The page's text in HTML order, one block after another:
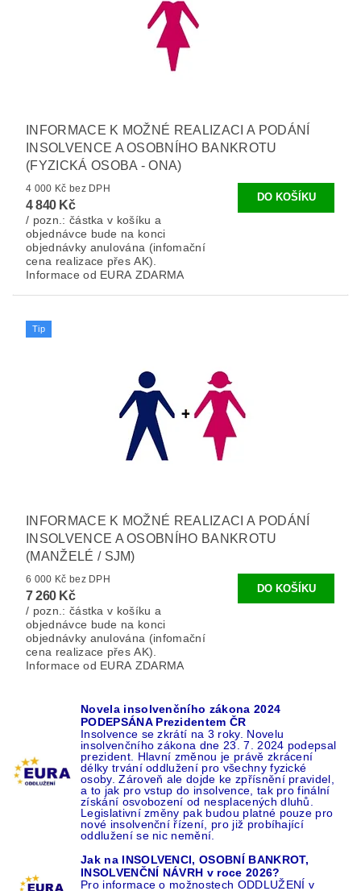
INFORMACE K MOŽNÉ REALIZACI A PODÁNÍ
INSOLVENCE A OSOBNÍHO BANKROTU
(FYZICKÁ OSOBA - ONA)
4 000 Kč bez DPH
4 840 Kč
/ pozn.: částka v košíku a
objednávce bude na konci
objednávky anulována (infomační
cena realizace přes AK).
Informace od EURA ZDARMA
Tip
INFORMACE K MOŽNÉ REALIZACI A PODÁNÍ
INSOLVENCE A OSOBNÍHO BANKROTU
(MANŽELÉ / SJM)
6 000 Kč bez DPH
7 260 Kč
/ pozn.: částka v košíku a
objednávce bude na konci
objednávky anulována (infomační
cena realizace přes AK).
Informace od EURA ZDARMA
Novela insolvenčního zákona 2024
PODEPSÁNA Prezidentem ČR
Insolvence se zkrátí na 3 roky. Novelu
insolvenčního zákona dne 23. 7. 2024 podepsal
prezident. Hlavní změnou je právě zkrácení
délky trvání oddlužení pro všechny fyzické
osoby. Zároveň ale dojde ke zpřísnění pravidel,
a to jak pro vstup do insolvence, tak pro finální
získání osvobození od nesplacených dluhů.
Legislativní změny pak budou platné pouze pro
nové insolvenční řízení, pro již probíhající
oddlužení se nic nemění.
Jak na INSOLVENCI, OSOBNÍ BANKROT,
INSOLVENČNÍ NÁVRH v roce 2026?
Pro informace o možnostech ODDLUŽENÍ v